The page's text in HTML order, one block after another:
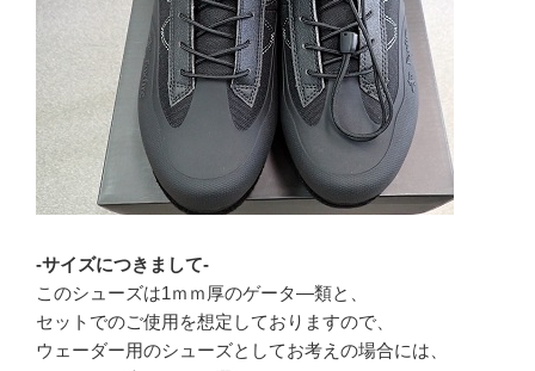
-サイズにつきまして-
このシューズは1ｍｍ厚のゲータ―類と、
セットでのご使用を想定しておりますので、
ウェーダー用のシューズとしてお考えの場合には、